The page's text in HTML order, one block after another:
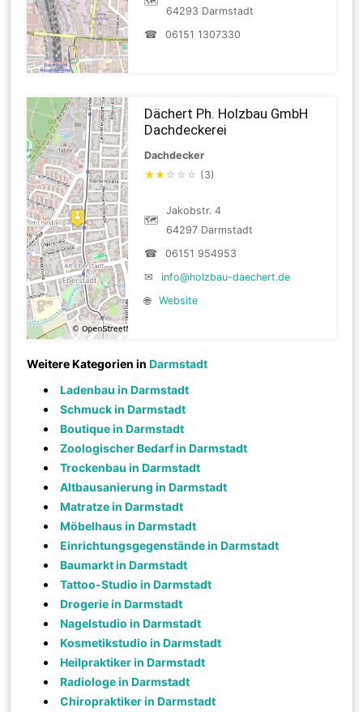
64293 Darmstadt
☎
06151 1307330
Dächert Ph. Holzbau GmbH
Dachdeckerei
Dachdecker
★★ ☆ ☆ ☆ (3)
🗺
Jakobstr. 4
64297 Darmstadt
☎
06151 954953
✉
info@holzbau-daechert.de
🌐
Website
Weitere Kategorien inDarmstadt
Ladenbau in Darmstadt
Schmuck in Darmstadt
Boutique in Darmstadt
Zoologischer Bedarf in Darmstadt
Trockenbau in Darmstadt
Altbausanierung in Darmstadt
Matratze in Darmstadt
Möbelhaus in Darmstadt
Einrichtungsgegenstände in Darmstadt
Baumarkt in Darmstadt
Tattoo-Studio in Darmstadt
Drogerie in Darmstadt
Nagelstudio in Darmstadt
Kosmetikstudio in Darmstadt
Heilpraktiker in Darmstadt
Radiologe in Darmstadt
Chiropraktiker in Darmstadt